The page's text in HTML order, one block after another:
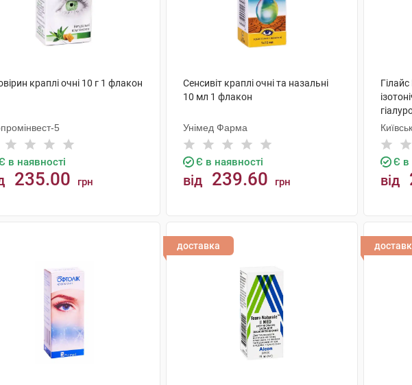
краплі очні 10 г 1 флакон
5
в наявності
235.00 грн
Сенсивіт краплі очні та назальні
10 мл 1 флакон
Унімед Фарма
Є в наявності
від 239.60 грн
Є в
від
доставка